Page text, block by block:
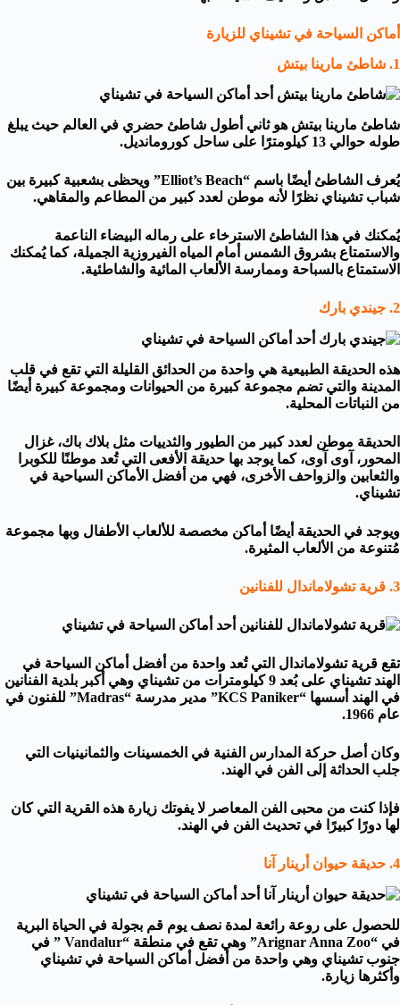
أماكن السياحة في تشيناي للزيارة
1. شاطئ مارينا بيتش
شاطئ مارينا بيتش هو ثاني أطول شاطئ حضري في العالم حيث يبلغ
طوله حوالي 13 كيلومترًا على ساحل كورومانديل.
يُعرف الشاطئ أيضًا باسم “Elliot’s Beach” ويحظى بشعبية كبيرة بين
شباب تشيناي نظرًا لأنه موطن لعدد كبير من المطاعم والمقاهي.
يُمكنك في هذا الشاطئ الاسترخاء على رماله البيضاء الناعمة
والاستمتاع بشروق الشمس أمام المياه الفيروزية الجميلة، كما يُمكنك
الاستمتاع بالسباحة وممارسة الألعاب المائية والشاطئية.
2. جيندي بارك
هذه الحديقة الطبيعية هي واحدة من الحدائق القليلة التي تقع في قلب
المدينة والتي تضم مجموعة كبيرة من الحيوانات ومجموعة كبيرة أيضًا
من النباتات المحلية.
الحديقة موطن لعدد كبير من الطيور والثدييات مثل بلاك باك، غزال
المحور، آوى آوى، كما يوجد بها حديقة الأفعى التي تُعد موطنًا للكوبرا
والثعابين والزواحف الأخرى، فهي من أفضل الأماكن السياحية في
تشيناي.
ويوجد في الحديقة أيضًا أماكن مخصصة للألعاب الأطفال وبها مجموعة
مُتنوعة من الألعاب المثيرة.
3. قرية تشولاماندال للفنانين
تقع قرية تشولاماندال التي تُعد واحدة من أفضل أماكن السياحة في
الهند
تشيناي على بُعد 9 كيلومترات من تشيناي وهي أكبر بلدية الفنانين
في الهند أسسها “KCS Paniker” مدير مدرسة “Madras” للفنون في
عام 1966.
وكان أصل حركة المدارس الفنية في الخمسينات والثمانينيات التي
جلب الحداثة إلى الفن في الهند.
فإذا كنت من محبى الفن المعاصر لا يفوتك زيارة هذه القرية التي كان
لها دورًا كبيرًا في تحديث الفن في الهند.
4. حديقة حيوان أرينار آنا
للحصول على روعة رائعة لمدة نصف يوم قم بجولة في الحياة البرية
في “Arignar Anna Zoo” وهي تقع في منطقة “Vandalur ” في
جنوب تشيناي وهي واحدة من أفضل أماكن السياحة في تشيناي
وأكثرها زيارة.